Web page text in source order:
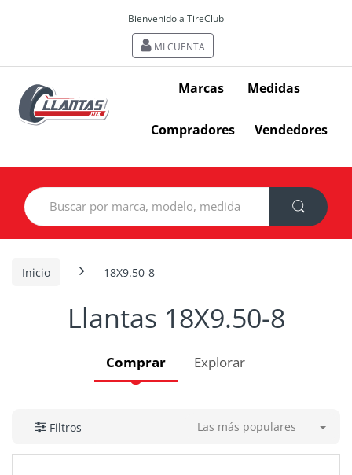
Bienvenido a TireClub
MI CUENTA
Marcas Medidas
Compradores Vendedores
Search
for:
Inicio 18X9.50-8
Llantas 18X9.50-8
Comprar Explorar
Filtros Las más populares